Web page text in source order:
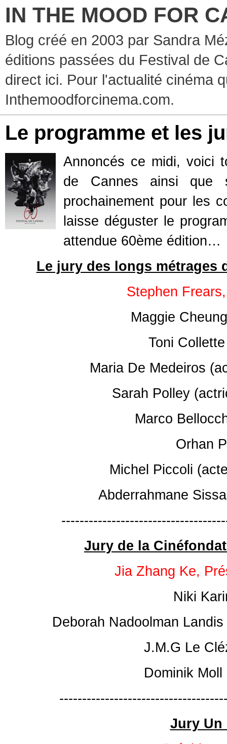
IN THE MOOD FOR
Blog créé en 2003 par Sandra
éditions passées du Festival de
direct ici. Pour l'actualité cinéma
Inthemoodforcinema.com.
Le programme et les
Annoncés ce midi, voici
de Cannes ainsi
prochainement pour les
laisse déguster le
attendue 60ème édition…
Le jury des longs métrages
Stephen
Maggie
Toni
Maria De Medeiros
Sarah Polley
Marco
Orhan
Michel Piccoli
Abderrahmane
Jury de la
Jia Zhang Ke,
Niki
Deborah Nadoolman
J.M.G Le
Dominik
Jury Un